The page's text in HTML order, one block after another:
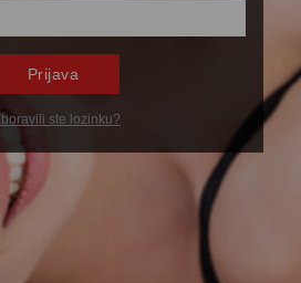
Prijava
ste lozinku?